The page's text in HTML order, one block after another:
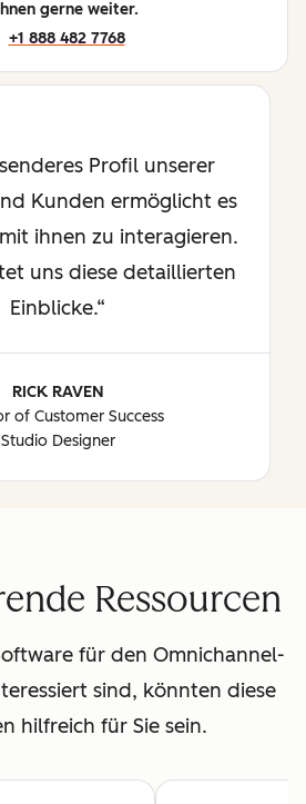
gerne weiter.
+1 888 482 7768
Profil unserer
Kunden ermöglicht es
ihnen zu interagieren.
uns diese detaillierten
Einblicke.
RICK RAVEN
of Customer Success
Studio Designer
Ressourcen
für den Omnichannel-
sind, könnten diese
hilfreich für Sie sein.